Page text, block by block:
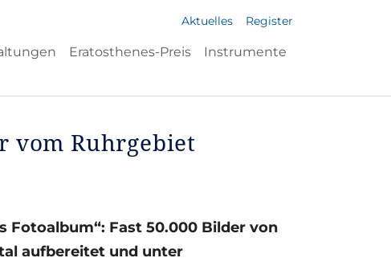
Aktuelles Register
Eratosthenes-Preis Instrumente
vom Ruhrgebiet
Fotoalbum“: Fast 50.000 Bilder von
aufbereitet und unter